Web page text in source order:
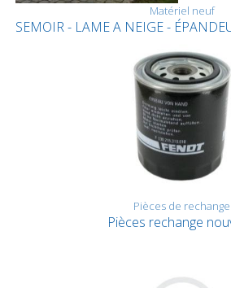
Matériel neuf
SEMOIR - LAME A NEIGE -
Pièces de rechange
Pièces rechange